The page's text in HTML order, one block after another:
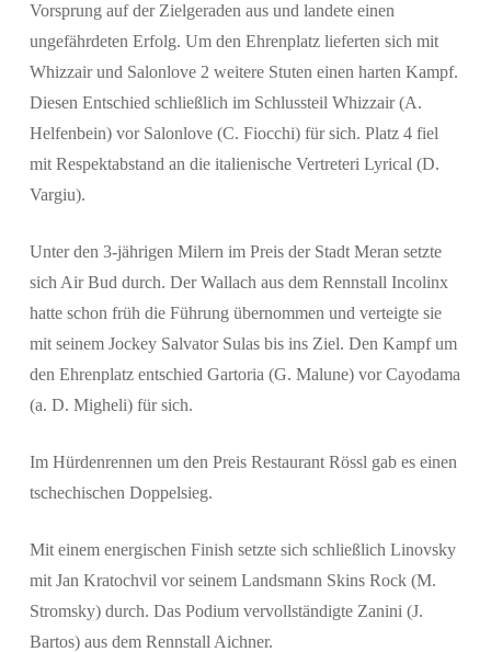
Vorsprung auf der Zielgeraden aus und landete einen
ungefährdeten Erfolg. Um den Ehrenplatz lieferten sich mit
Whizzair und Salonlove 2 weitere Stuten einen harten Kampf.
Diesen Entschied schließlich im Schlussteil Whizzair (A.
Helfenbein) vor Salonlove (C. Fiocchi) für sich. Platz 4 fiel
mit Respektabstand an die italienische Vertreteri Lyrical (D.
Vargiu).
Unter den 3-jährigen Milern im Preis der Stadt Meran setzte
sich Air Bud durch. Der Wallach aus dem Rennstall Incolinx
hatte schon früh die Führung übernommen und verteigte sie
mit seinem Jockey Salvator Sulas bis ins Ziel. Den Kampf um
den Ehrenplatz entschied Gartoria (G. Malune) vor Cayodama
(a. D. Migheli) für sich.
Im Hürdenrennen um den Preis Restaurant Rössl gab es einen
tschechischen Doppelsieg.
Mit einem energischen Finish setzte sich schließlich Linovsky
mit Jan Kratochvil vor seinem Landsmann Skins Rock (M.
Stromsky) durch. Das Podium vervollständigte Zanini (J.
Bartos) aus dem Rennstall Aichner.